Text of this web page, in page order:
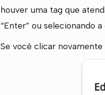
houver uma tag que
“Enter” ou selecionando
Se você clicar